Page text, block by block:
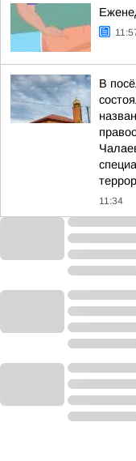
В
11:34